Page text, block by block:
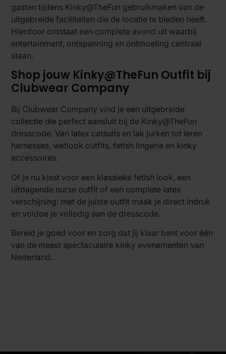
gasten tijdens Kinky@TheFun gebruikmaken van de
uitgebreide faciliteiten die de locatie te bieden heeft.
Hierdoor ontstaat een complete avond uit waarbij
entertainment, ontspanning en ontmoeting centraal
staan.
Shop jouw Kinky@TheFun Outfit bij
Clubwear Company
Bij Clubwear Company vind je een uitgebreide
collectie die perfect aansluit bij de Kinky@TheFun
dresscode. Van latex catsuits en lak jurken tot leren
harnesses, wetlook outfits, fetish lingerie en kinky
accessoires.
Of je nu kiest voor een klassieke fetish look, een
uitdagende nurse outfit of een complete latex
verschijning: met de juiste outfit maak je direct indruk
en voldoe je volledig aan de dresscode.
Bereid je goed voor en zorg dat jij klaar bent voor één
van de meest spectaculaire kinky evenementen van
Nederland.